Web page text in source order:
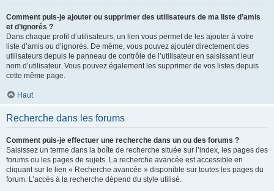
Comment puis-je ajouter ou supprimer des utilisateurs de ma liste d’amis
et d’ignorés ?
Dans chaque profil d’utilisateurs, un lien vous permet de les ajouter à votre
liste d’amis ou d’ignorés. De même, vous pouvez ajouter directement des
utilisateurs depuis le panneau de contrôle de l’utilisateur en saisissant leur
nom d’utilisateur. Vous pouvez également les supprimer de vos listes depuis
cette même page.
Haut
Recherche dans les forums
Comment puis-je effectuer une recherche dans un ou des forums ?
Saisissez un terme dans la boîte de recherche située sur l’index, les pages des
forums ou les pages de sujets. La recherche avancée est accessible en
cliquant sur le lien « Recherche avancée » disponible sur toutes les pages du
forum. L’accès à la recherche dépend du style utilisé.